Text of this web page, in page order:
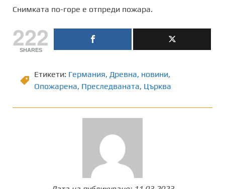
Снимката по-горе е отпреди пожара.
222
SHARES
Етикети: Германия, Древна, новини,
Опожарена, Преследваната, Църква